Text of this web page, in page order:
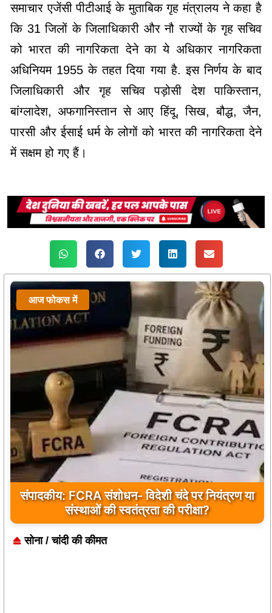
समाचार एजेंसी पीटीआई के मुताबिक गृह मंत्रालय ने कहा है
कि 31 जिलों के जिलाधिकारी और नौ राज्यों के गृह सचिव
को भारत की नागरिकता देने का ये अधिकार नागरिकता
अधिनियम 1955 के तहत दिया गया है. इस निर्णय के बाद
जिलाधिकारी और गृह सचिव पड़ोसी देश पाकिस्तान,
बांग्लादेश, अफगानिस्तान से आए हिंदू, सिख, बौद्ध, जैन,
पारसी और ईसाई धर्म के लोगों को भारत की नागरिकता देने
में सक्षम हो गए हैं।
आज फोकस में
संपादकीय: FCRA संशोधन- विदेशी चंदे पर नियंत्रण या
संस्थाओं की स्वतंत्रता की परीक्षा?
सोना / चांदी की कीमत